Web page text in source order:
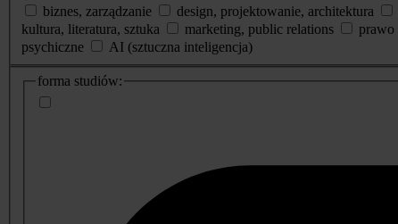
biznes, zarządzanie
design, projektowanie, architektura
kultura, literatura, sztuka
marketing, public relations prawo
psychiczne
AI (sztuczna inteligencja)
dodatkowe
informacje
forma studiów: